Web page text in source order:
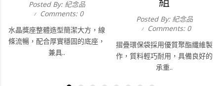
Posted By: 紀念品
Comments: 0
水晶獎座整體造型簡潔大方，線
條流暢，配合厚實穩固的底座，
兼具..
Posted By: 紀念品
Comments: 0
摺疊環保袋採用優質聚酯纖維製
作，質料輕巧耐用，具備良好的
承重..